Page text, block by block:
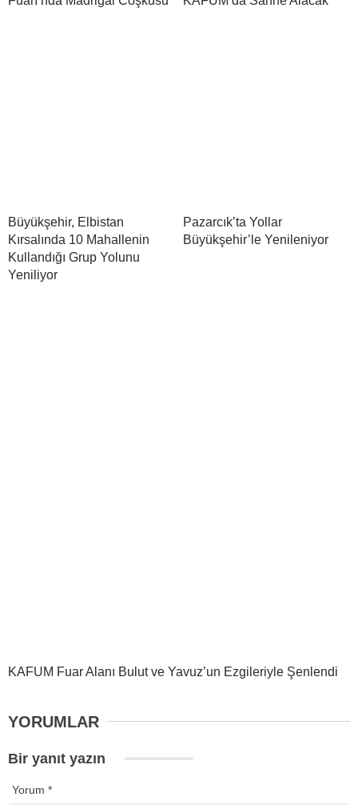
Büyükşehir, Elbistan
Kırsalında 10 Mahallenin
Kullandığı Grup Yolunu
Yeniliyor
Pazarcık’ta Yollar
Büyükşehir’le Yenileniyor
KAFUM Fuar Alanı Bulut ve Yavuz’un Ezgileriyle Şenlendi
YORUMLAR
Bir yanıt yazın
Yorum *